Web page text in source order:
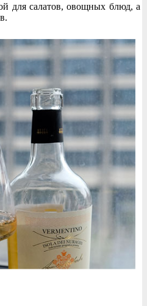
для салатов, овощных блюд, а